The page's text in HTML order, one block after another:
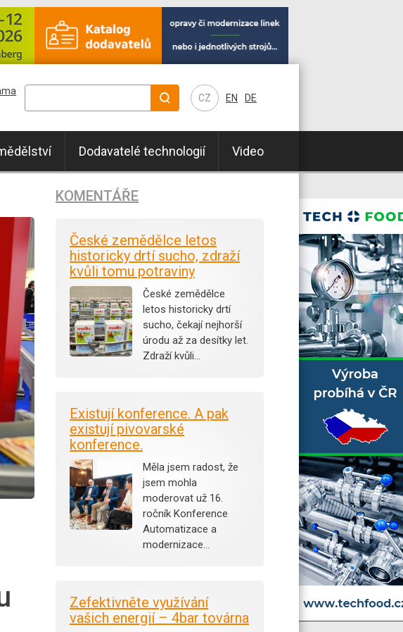
CZ EN DE
Dodavatelé technologií Video
KOMENTÁŘE
České zemědělce letos
historicky drtí sucho, zdraží
kvůli tomu potraviny
České zemědělce
letos historicky drtí
sucho, čekají nejhorší
úrodu až za desítky let.
Zdraží kvůli…
Existují konference. A pak
existují pivovarské
konference.
Měla jsem radost, že
jsem mohla
moderovat už 16.
ročník Konference
Automatizace a
modernizace…
Zefektivněte využívání
vašich energií – 4bar továrna